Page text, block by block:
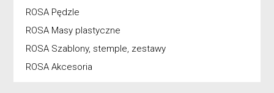
ROSA Pędzle
ROSA Masy plastyczne
ROSA Szablony, stemple, zestawy
ROSA Akcesoria